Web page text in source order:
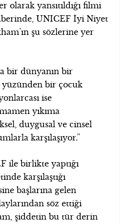
olarak yansıtıldığı filmi
UNICEF İyi Niyet
şu sözlerine yer
bir dünyanın bir
bir çocuk
ise
yıkıma
duygusal ve cinsel
karşılaşıyor.”
ile birlikte yaptığı
karşılaştığı
başlarına gelen
söz ettiği
şiddetin bu tür derin